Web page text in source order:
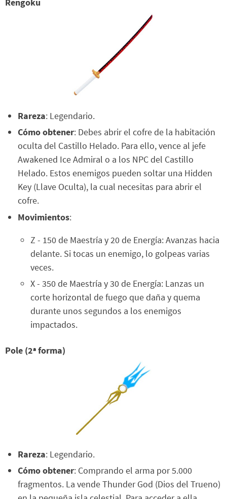
Rareza: Legendario.
Cómo obtener: Debes abrir el cofre de la habitación
oculta del Castillo Helado. Para ello, vence al jefe
Awakened Ice Admiral o a los NPC del Castillo
Helado. Estos enemigos pueden soltar una Hidden
Key (Llave Oculta), la cual necesitas para abrir el
cofre.
Movimientos:
Z - 150 de Maestría y 20 de Energía: Avanzas hacia
delante. Si tocas un enemigo, lo golpeas varias
veces.
X - 350 de Maestría y 30 de Energía: Lanzas un
corte horizontal de fuego que daña y quema
durante unos segundos a los enemigos
impactados.
Pole (2ª forma)
Rareza: Legendario.
Cómo obtener: Comprando el arma por 5.000
fragmentos. La vende Thunder God (Dios del Trueno)